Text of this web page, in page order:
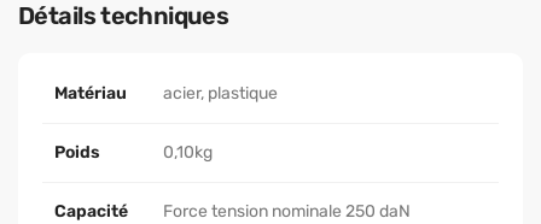
Détails techniques
Matériau acier, plastique
Poids 0,10kg
Capacité Force tension nominale 250 daN